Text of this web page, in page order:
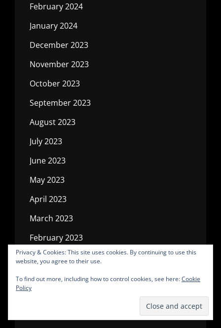
February 2024
January 2024
December 2023
November 2023
October 2023
September 2023
August 2023
July 2023
June 2023
May 2023
April 2023
March 2023
February 2023
January 2023
December 2022
Privacy & Cookies: This site uses cookies. By continuing to use this
website, you agree to their use.
To find out more, including how to control cookies, see here:Cookie
Policy